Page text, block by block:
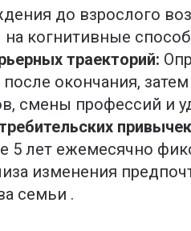
до взрослого
когнитивные
траекторий:
окончания,
смены профессий и
5 лет ежемесячно
изменения
семьи .